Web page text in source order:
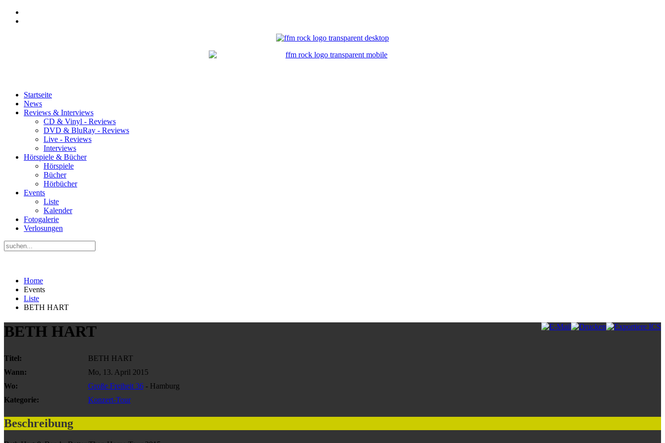
Startseite
News
Reviews & Interviews
CD & Vinyl - Reviews
DVD & BluRay - Reviews
Live - Reviews
Interviews
Hörspiele & Bücher
Hörspiele
Bücher
Hörbücher
Events
Liste
Kalender
Fotogalerie
Verlosungen
Home
Events
Liste
BETH HART
BETH HART
Titel:
BETH HART
Wann:
Mo, 13. April 2015
Wo:
Große Freiheit 36 - Hamburg
Kategorie:
Konzert-Tour
Beschreibung